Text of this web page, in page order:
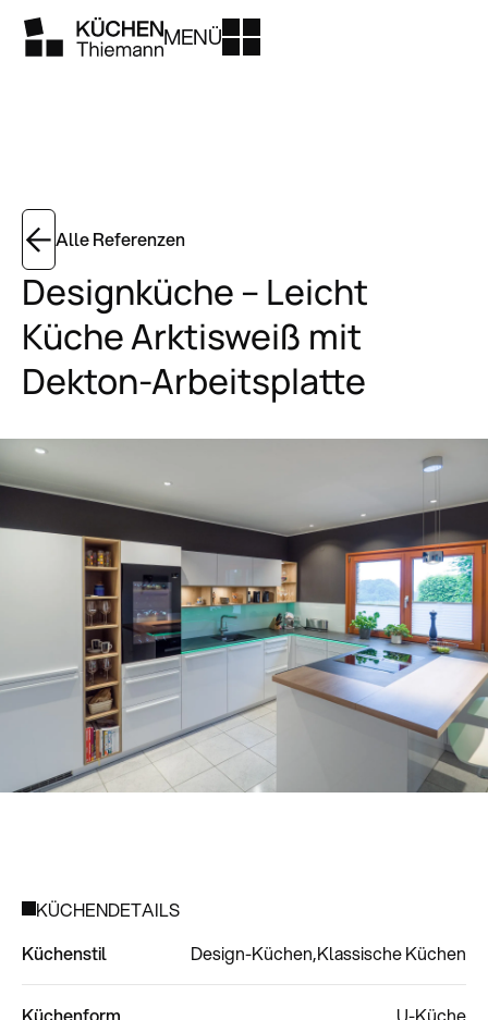
MENÜ
Alle Referenzen
Designküche – Leicht
Küche Arktisweiß mit
Dekton-Arbeitsplatte
KÜCHENDETAILS
Küchenstil
Design-Küchen Klassische Küchen
Küchenform U-Küche